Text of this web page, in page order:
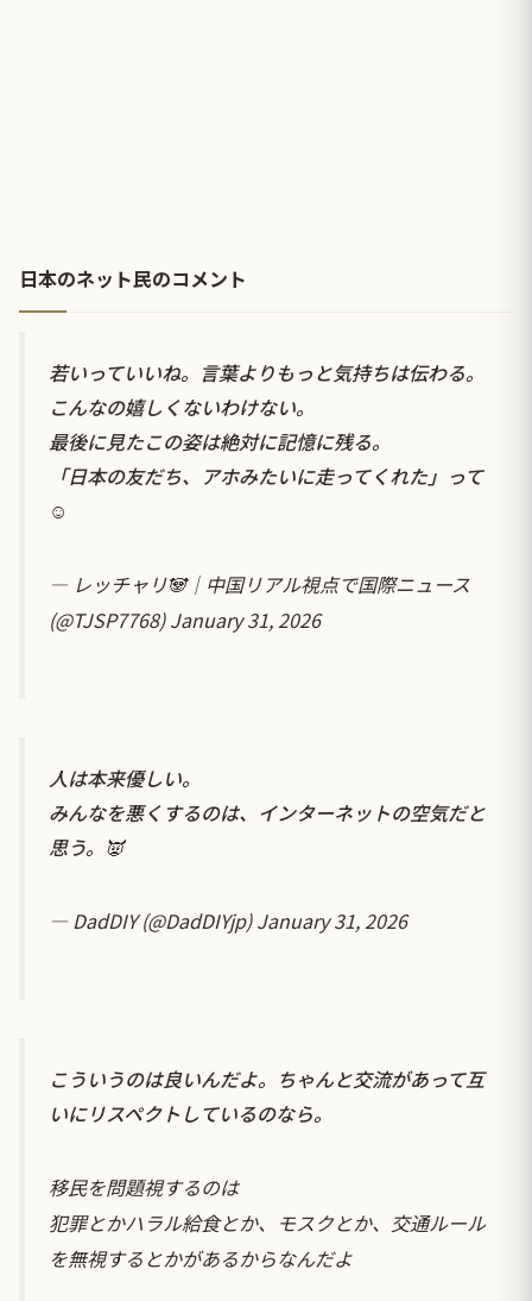
日本のネット民のコメント
若いっていいね。言葉よりもっと気持ちは伝わる。
こんなの嬉しくないわけない。
最後に見たこの姿は絶対に記憶に残る。
「日本の友だち、アホみたいに走ってくれた」って
☺
— レッチャリ🐼｜中国リアル視点で国際ニュース
(@TJSP7768)January 31, 2026
人は本来優しい。
みんなを悪くするのは、インターネットの空気だと
思う。👿
— DadDIY (@DadDIYjp)January 31, 2026
こういうのは良いんだよ。ちゃんと交流があって互
いにリスペクトしているのなら。
移民を問題視するのは
犯罪とかハラル給食とか、モスクとか、交通ルール
を無視するとかがあるからなんだよ